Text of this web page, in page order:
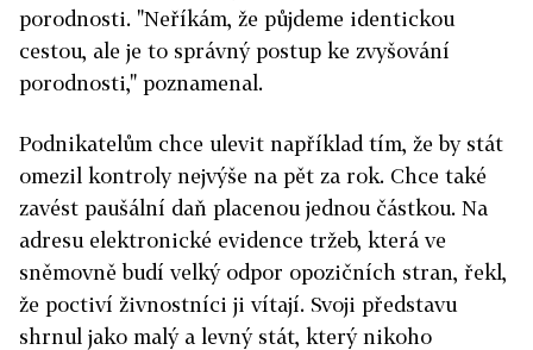
porodnosti. "Neříkám, že půjdeme identickou
cestou, ale je to správný postup ke zvyšování
porodnosti," poznamenal.
Podnikatelům chce ulevit například tím, že by stát
omezil kontroly nejvýše na pět za rok. Chce také
zavést paušální daň placenou jednou částkou. Na
adresu elektronické evidence tržeb, která ve
sněmovně budí velký odpor opozičních stran, řekl,
že poctiví živnostníci ji vítají. Svoji představu
shrnul jako malý a levný stát, který nikoho